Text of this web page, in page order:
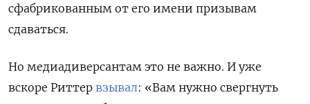
сфабрикованным от его имени призывам
сдаваться.
Но медиадиверсантам это не важно. И уже
вскоре Риттер взывал: «Вам нужно свергнуть